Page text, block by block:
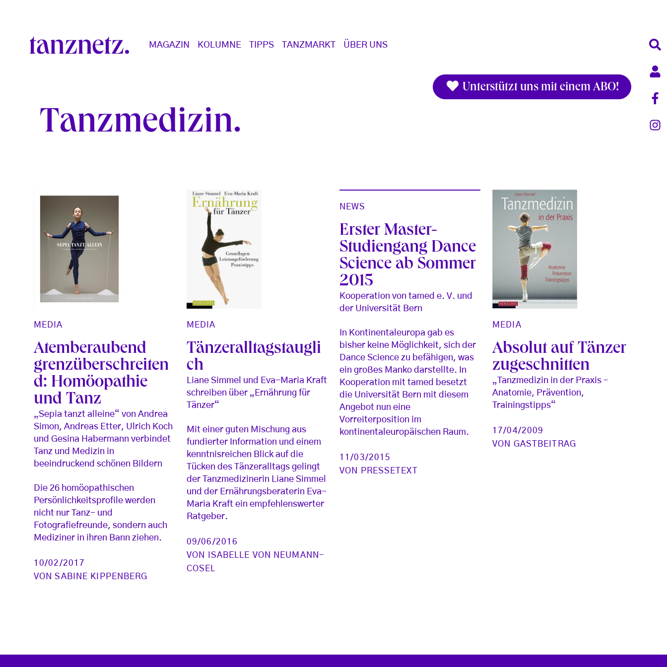
Main navigation
MAGAZIN KOLUMNE TIPPS TANZMARKT ÜBER UNS
Unterstützt uns mit einem ABO!
Tanzmedizin
MEDIA
Atemberaubend
grenzüberschreiten
d: Homöopathie
und Tanz
„Sepia tanzt alleine“ von Andrea
Simon, Andreas Etter, Ulrich Koch
und Gesina Habermann verbindet
Tanz und Medizin in
beeindruckend schönen Bildern
Die 26 homöopathischen
Persönlichkeitsprofile werden
nicht nur Tanz- und
Fotografiefreunde, sondern auch
Mediziner in ihren Bann ziehen.
10/02/2017
VONSABINE KIPPENBERG
MEDIA
Tänzeralltagstaugli
ch
Liane Simmel und Eva-Maria Kraft
schreiben über „Ernährung für
Tänzer“
Mit einer guten Mischung aus
fundierter Information und einem
kenntnisreichen Blick auf die
Tücken des Tänzeralltags gelingt
der Tanzmedizinerin Liane Simmel
und der Ernährungsberaterin Eva-
Maria Kraft ein empfehlenswerter
Ratgeber.
09/06/2016
VON
ISABELLE VON NEUMANN-
COSEL
NEWS
Erster Master-
Studiengang Dance
Science ab Sommer
2015
Kooperation von tamed e. V. und
der Universität Bern
In Kontinentaleuropa gab es
bisher keine Möglichkeit, sich der
Dance Science zu befähigen, was
ein großes Manko darstellte. In
Kooperation mit tamed besetzt
die Universität Bern mit diesem
Angebot nun eine
Vorreiterposition im
kontinentaleuropäischen Raum.
11/03/2015
VON
PRESSETEXT
MEDIA
Absolut auf Tänzer
zugeschnitten
„Tanzmedizin in der Praxis –
Anatomie, Prävention,
Trainingstipps“
17/04/2009
VON GASTBEITRAG